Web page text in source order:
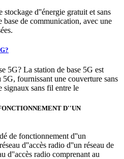
d''énergie gratuit et sans
base de communication, avec une
5G? La station de base 5G est
5G, fournissant une couverture sans
signaux sans fil entre le
D''UN
de fonctionnement d''un
d''accès radio d''un réseau de
d''accès radio comprenant au